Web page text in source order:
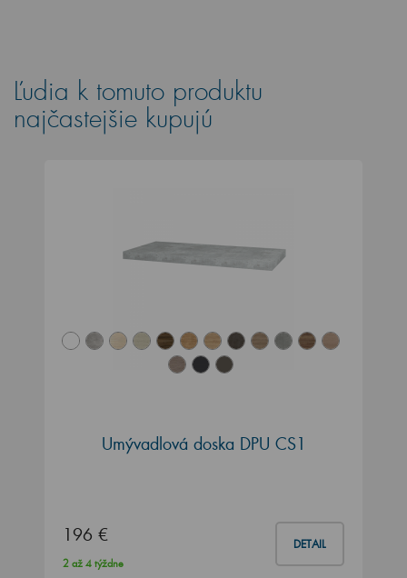
Ľudia k tomuto produktu
najčastejšie kupujú
Umývadlová doska DPU CS1
196 € DETAIL
2 až 4 týždne